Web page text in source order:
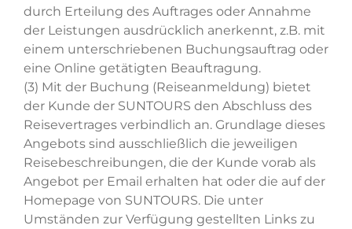
durch Erteilung des Auftrages oder Annahme
der Leistungen ausdrücklich anerkennt, z.B. mit
einem unterschriebenen Buchungsauftrag oder
eine Online getätigten Beauftragung.
(3) Mit der Buchung (Reiseanmeldung) bietet
der Kunde der SUNTOURS den Abschluss des
Reisevertrages verbindlich an. Grundlage dieses
Angebots sind ausschließlich die jeweiligen
Reisebeschreibungen, die der Kunde vorab als
Angebot per Email erhalten hat oder die auf der
Homepage von SUNTOURS. Die unter
Umständen zur Verfügung gestellten Links zu